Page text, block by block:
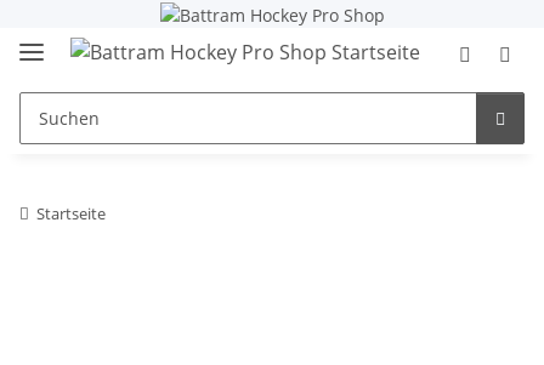
Startseite